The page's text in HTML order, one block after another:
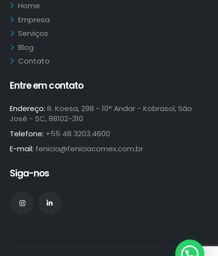
Home
Empresa
Serviços
Blog
Contato
Entre em contato
Endereço: R. Koesa, 298 - 10° Andar - Kobrasol, São
José - SC, 88102-310
Telefone: +55 48 3203.4600
E-mail: fenicia@feniciacomex.com.br
Siga-nos